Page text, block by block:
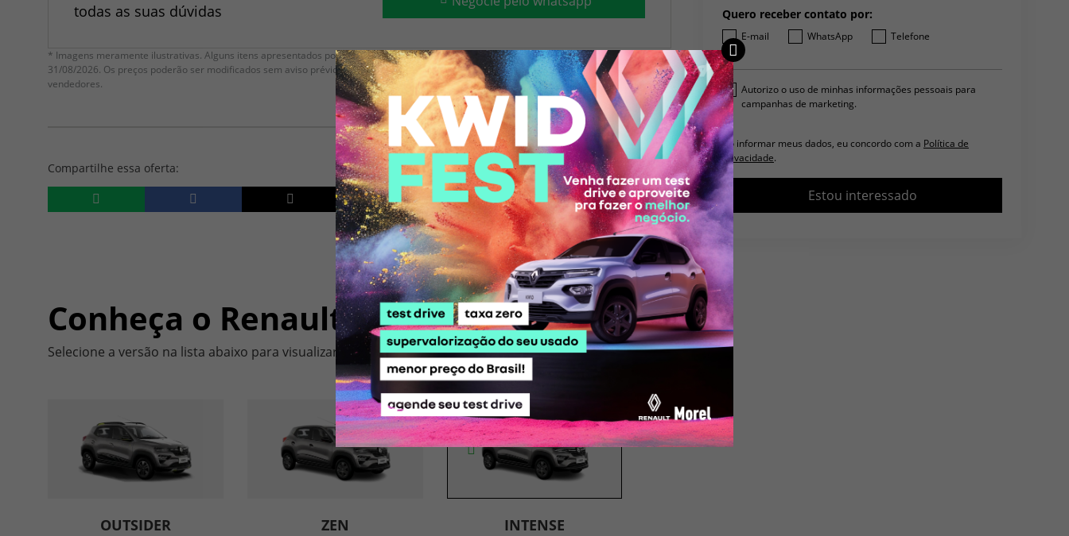
todas as suas dúvidas
* Imagens meramente ilustrativas. Alguns itens apresentados poderão não estar disponíveis nas versões. Preços sugeridos e válidos até
31/08/2026. Os preços poderão ser modificados sem aviso prévio. Consulte e confirme todas as informações com um de nossos
vendedores.
Compartilhe essa oferta:
Quero receber contato por:
E-mail WhatsApp Telefone
Autorizo o uso de minhas informações pessoais para
campanhas de marketing.
Ao informar meus dados, eu concordo com a Política de
privacidade.
Estou interessado
Conheça o Renault KWIDem cada detalhe
Selecione a versão na lista abaixo para visualizar a ficha técnica completa
OUTSIDER ZEN INTENSE